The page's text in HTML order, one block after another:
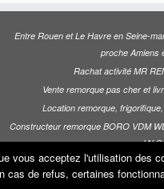
Entre Rouen et Le Havre en Seine-
proche Amiens
Rachat activité MR
Vente remorque pas cher et
Location remorque,
Constructeur remorque BORO VDM
vous acceptez l'utilisation des
de refus, certaines